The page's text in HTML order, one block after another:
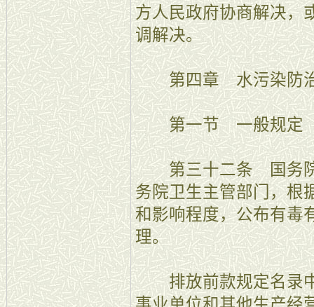
方人民政府协商解决，
调解决。
第四章 水污染防
第一节 一般规定
第三十二条 国务院
务院卫生主管部门，根
和影响程度，公布有毒
理。
排放前款规定名录中